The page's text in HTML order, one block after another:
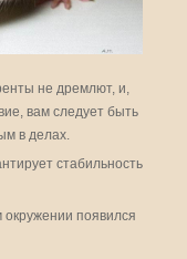
не дремлют, и,
вам следует быть
в делах.
стабильность
окружении появился